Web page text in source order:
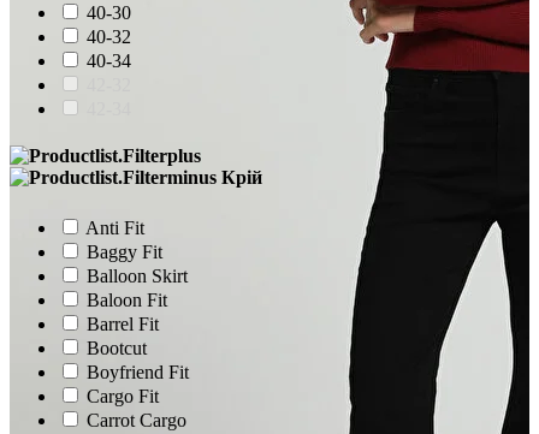
40-30
40-32
40-34
Крій
Anti Fit
Baggy Fit
Balloon Skirt
Baloon Fit
Barrel Fit
Bootcut
Boyfriend Fit
Cargo Fit
Carrot Cargo